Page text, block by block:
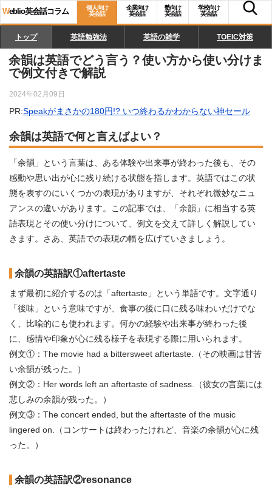
Weblio英会話コラム
個人向け
英会話
企業向け
英会話
塾向け
英会話
学校向け
英会話
トップ 英語勉強法 英語の雑学 TOEIC対策
余韻は英語でどう言う？使い方から使い分けま
で例文付きで解説
2024年02月09日
PR:Speakがまさかの180円!? いつ終わるかわからない神セール
余韻は英語で何と言えばよい？
「余韻」という言葉は、ある体験や出来事が終わった後も、その
感動や思い出が心に残り続ける状態を指します。英語ではこの状
態を表すのにいくつかの表現がありますが、それぞれ微妙なニュ
アンスの違いがあります。この記事では、「余韻」に相当する英
語表現とその使い分けについて、例文を交えて詳しく解説してい
きます。さあ、英語での表現の幅を広げていきましょう。
余韻の英語訳①aftertaste
まず最初に紹介するのは「aftertaste」という単語です。文字通り
「後味」という意味ですが、食事の後に口に残る味わいだけでな
く、比喩的にも使われます。何かの経験や出来事が終わった後
に、感情や印象が心に残る様子を表現する際に用いられます。
例文①：The movie had a bittersweet aftertaste.（その映画は甘苦
い余韻が残った。）
例文②：Her words left an aftertaste of sadness.（彼女の言葉には
悲しみの余韻が残った。）
例文③：The concert ended, but the aftertaste of the music
lingered on.（コンサートは終わったけれど、音楽の余韻が心に残
った。）
余韻の英語訳②resonance